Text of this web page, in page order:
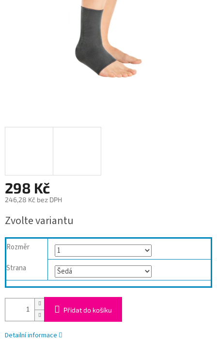
298 Kč
246,28 Kč bez DPH
cena:
Zvolte variantu
Rozměr
Strana
Přidat do košíku
Detailní informace